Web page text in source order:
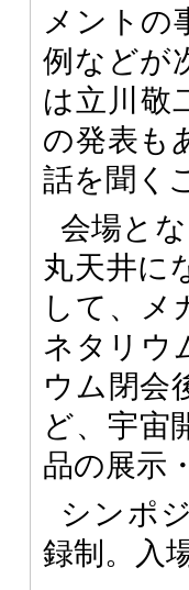
メントの
例などが
は立川敬
の発表も
話を聞く
会場と
丸天井に
して、メ
ネタリウ
ウム閉会
ど、宇宙
品の展示
シンポ
録制。入